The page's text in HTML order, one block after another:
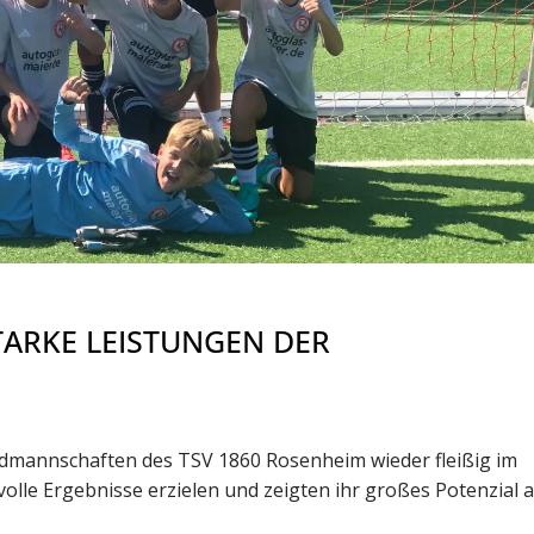
LEISTUNGEN DER
des TSV 1860 Rosenheim wieder fleißig im
Ergebnisse erzielen und zeigten ihr großes Potenzial